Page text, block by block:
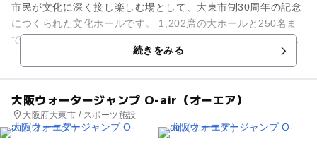
市民が文化に深く接し楽しむ場として、大東市制30周年の記念
につくられた文化ホールです。 1,202席の大ホールと250名ま
で入れる多目的小ホール、広く明るいギャラリーの他に音楽練
続きをみる
大阪ウォータージャンプ O-air（オーエア）
大阪府大東市 / スポーツ施設